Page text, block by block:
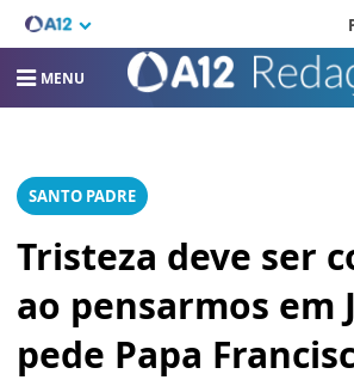
MENU
SANTO PADRE
Tristeza deve ser
ao pensarmos em
pede Papa